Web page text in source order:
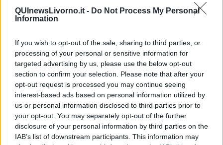
QUInewsLivorno.it - Do Not Process My Personal
Information
If you wish to opt-out of the sale, sharing to third parties, or
processing of your personal or sensitive information for
targeted advertising by us, please use the below opt-out
section to confirm your selection. Please note that after your
opt-out request is processed you may continue seeing
interest-based ads based on personal information utilized by
us or personal information disclosed to third parties prior to
your opt-out. You may separately opt-out of the further
disclosure of your personal information by third parties on the
IAB’s list of downstream participants. This information may
LIVORNO —I carabinieri del Nucleo Investigativo di Polizia
Ambientale Agroalimentare e Forestale, Nipaaf di Livorno,
nell’ambito dell’attività di controllo del territorio, hanno denunciato
all’autorità giudiziaria di Livorno una uomo di circa 50 anni della
zona, già gravato da segnalazioni, per abbandono di rifiuti.
Come spiega i carabinieri in una nota, i militari, nel corso di un
servizio di perlustrazione in zona Porta a Terra, area nord est della
città, hanno trovato, nell’area privata di pertinenza di un’abitazione,
e in parte contenuti in grossi sacchetti, rifiuti pericolosi e non,
costituiti da scarti derivanti da lavorazioni edili ed altre lavorazioni